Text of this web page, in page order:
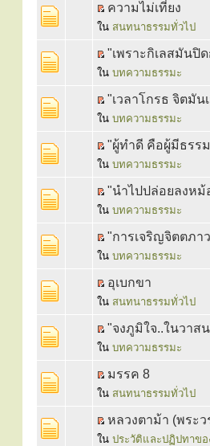
ความไม่เที่ยง
ใน สนทนาธรรมทั่วไป
"เพราะกิเลสมันปิ
ใน บทความธรรมะ
"เวลาโกรธ จิตมั
ใน บทความธรรมะ
"ผู้ทำดี คือผู้มีธรร
ใน บทความธรรมะ
"นำไปปล่อยลงห
ใน บทความธรรมะ
"การเจริญจิตตภา
ใน บทความธรรมะ
อุเบกขา
ใน สนทนาธรรมทั่วไป
"จงภูมิใจ..ในวาส
ใน บทความธรรมะ
มรรค 8
ใน สนทนาธรรมทั่วไป
หลวงตาม้า (พระว
ใน ประวัติและปฏิปทาขอ